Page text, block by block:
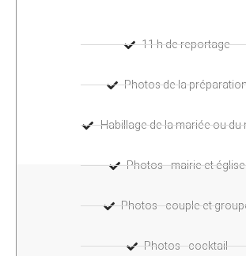
11 h de reportage
Photos de la
Habillage de la mariée ou du
Photos - mairie et église
Photos - couple et
Photos - cocktail